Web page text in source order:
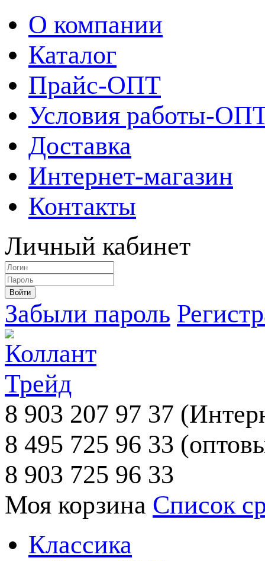
О компании
Каталог
Прайс-ОПТ
Условия работы-
Доставка
Интернет-магазин
Контакты
Личный кабинет
Забыли пароль
8 903 207 97 37
8 495 725 96 33
8 903 725 96 33
Моя корзина Список
Классика